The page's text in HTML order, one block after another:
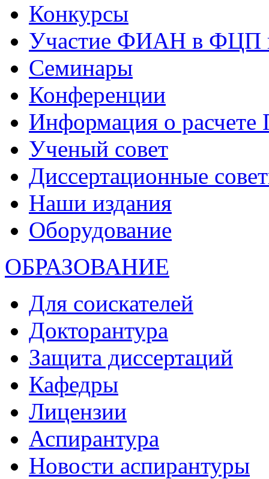
Конкурсы
Участие ФИАН в ФЦП
Семинары
Конференции
Информация о
Ученый совет
Диссертационные
Наши издания
Оборудование
ОБРАЗОВАНИЕ
Для соискателей
Докторантура
Защита диссертаций
Кафедры
Лицензии
Аспирантура
Новости аспирантуры